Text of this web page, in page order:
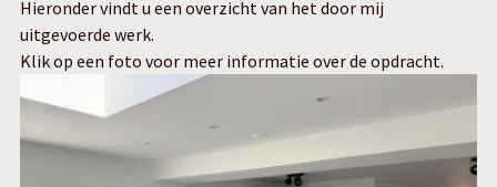
Hieronder vindt u een overzicht van het door mij
uitgevoerde werk.
Klik op een foto voor meer informatie over de opdracht.